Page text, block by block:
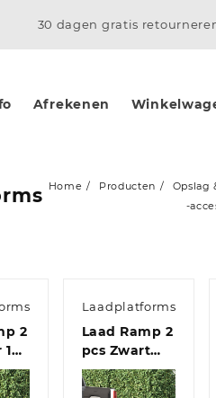
30 dagen gratis
Afrekenen
Home Producten Opslag
-
2
Laadplatforms
Laad Ramp 2
pcs Zwart
222 x 29 x 14
cm